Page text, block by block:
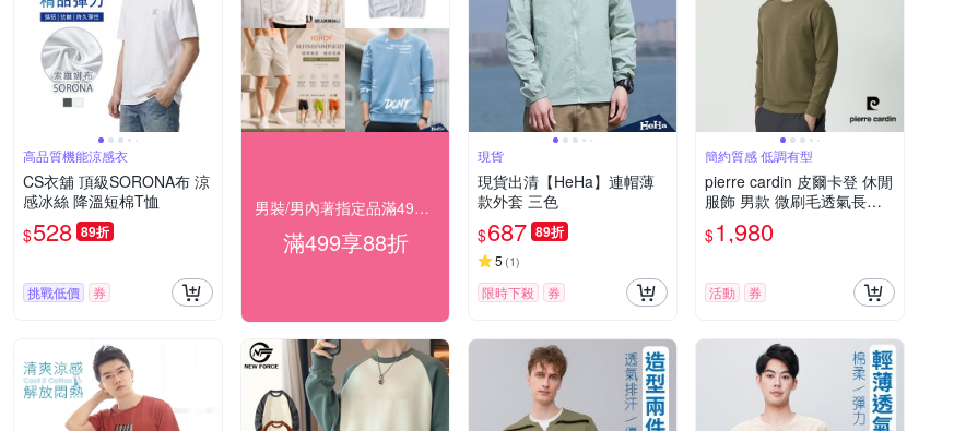
高品質機能涼感衣
CS衣舖 頂級SORONA布 涼
感冰絲 降溫短棉T恤
$528 89折
挑戰低價 券
男裝/男內著指定品滿499結帳享88折
滿499享88折
現貨
現貨出清【HeHa】連帽薄
款外套 三色
$687 89折
5 (1)
限時下殺 券
簡約質感 低調有型
pierre cardin 皮爾卡登 休閒
服飾 男款 微刷毛透氣長袖
素色大學T-軍綠色(5255291
-43)
$1,980
活動 券